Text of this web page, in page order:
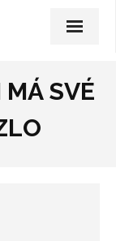
MÁ SVÉ